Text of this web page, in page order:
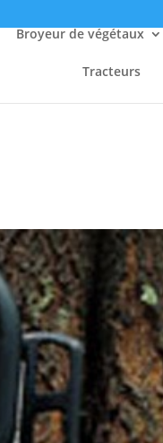
Broyeur de végétaux
Tracteurs